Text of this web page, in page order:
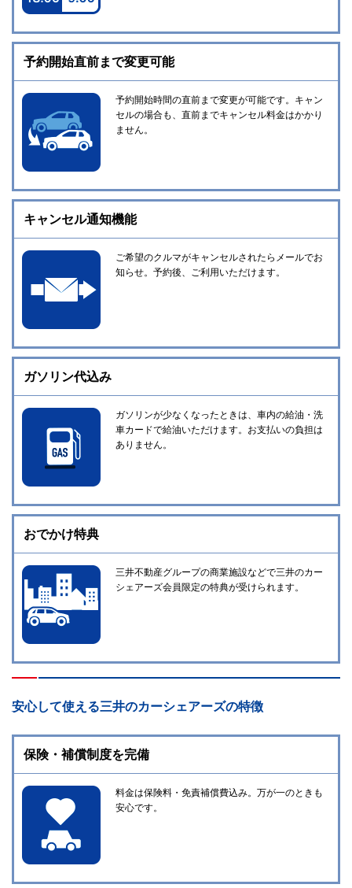
予約開始直前まで変更可能
予約開始時間の直前まで変更が可能です。キャン
セルの場合も、直前までキャンセル料金はかかり
ません。
キャンセル通知機能
ご希望のクルマがキャンセルされたらメールでお
知らせ。予約後、ご利用いただけます。
ガソリン代込み
ガソリンが少なくなったときは、車内の給油・洗
車カードで給油いただけます。お支払いの負担は
ありません。
おでかけ特典
三井不動産グループの商業施設などで三井のカー
シェアーズ会員限定の特典が受けられます。
安心して使える三井のカーシェアーズの特徴
保険・補償制度を完備
料金は保険料・免責補償費込み。万が一のときも
安心です。